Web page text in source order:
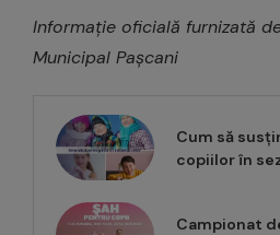
Informație oficială furnizată
Municipal Pașcani
Cum să
copiilor în
Campionat